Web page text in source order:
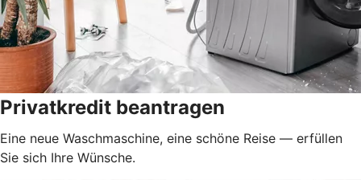
Privatkredit beantragen
Eine neue Waschmaschine, eine schöne Reise — erfüllen
Sie sich Ihre Wünsche.